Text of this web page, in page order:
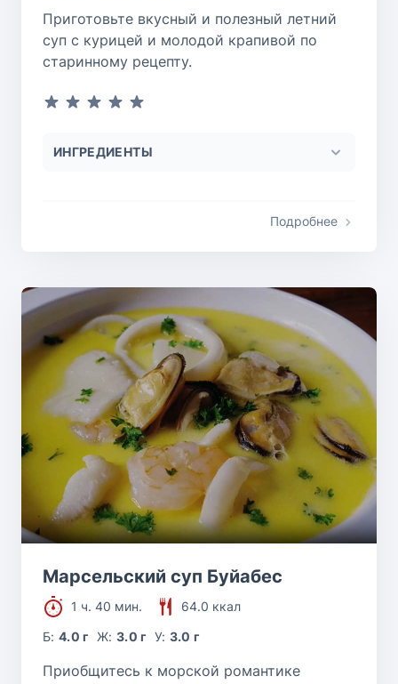
Приготовьте вкусный и полезный летний
суп с курицей и молодой крапивой по
старинному рецепту.
ИНГРЕДИЕНТЫ
Подробнее
Марсельский суп Буйабес
1 ч. 40 мин.
64.0 ккал
Б:4.0 г Ж: 3.0 г У: 3.0 г
Приобщитесь к морской романтике